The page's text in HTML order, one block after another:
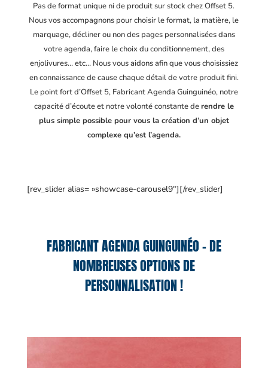
Pas de format unique ni de produit sur stock chez Offset 5.
Nous vos accompagnons pour choisir le format, la matière, le
marquage, décliner ou non des pages personnalisées dans
votre agenda, faire le choix du conditionnement, des
enjolivures… etc… Nous vous aidons afin que vous choisissiez
en connaissance de cause chaque détail de votre produit fini.
Le point fort d’Offset 5, Fabricant Agenda Guinguinéo, notre
capacité d’écoute et notre volonté constante derendre le
plus simple possible pour vous la création d’un objet
complexe qu’est l’agenda.
[rev_slider alias= »showcase-carousel9″][/rev_slider]
FABRICANT AGENDA GUINGUINÉO – DE
NOMBREUSES OPTIONS DE
PERSONNALISATION !